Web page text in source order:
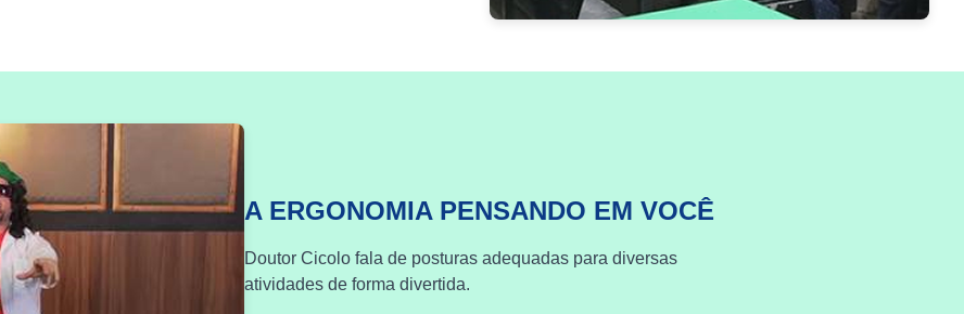
A ERGONOMIA PENSANDO EM VOCÊ
Doutor Cicolo fala de posturas adequadas para diversas
atividades de forma divertida.